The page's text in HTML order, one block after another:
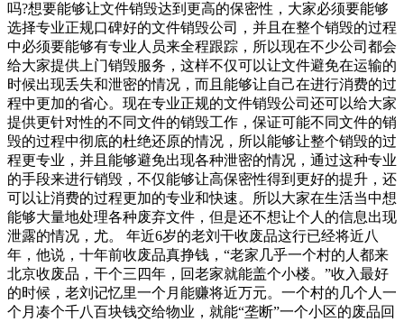
吗?想要能够让文件销毁达到更高的保密性，大家必须要能够
选择专业正规口碑好的文件销毁公司，并且在整个销毁的过程
中必须要能够有专业人员来全程跟踪，所以现在不少公司都会
给大家提供上门销毁服务，这样不仅可以让文件避免在运输的
时候出现丢失和泄密的情况，而且能够让自己在进行消费的过
程中更加的省心。现在专业正规的文件销毁公司还可以给大家
提供更针对性的不同文件的销毁工作，保证可能不同文件的销
毁的过程中彻底的杜绝还原的情况，所以能够让整个销毁的过
程更专业，并且能够避免出现各种泄密的情况，通过这种专业
的手段来进行销毁，不仅能够让高保密性得到更好的提升，还
可以让消费的过程更加的专业和快速。所以大家在生活当中想
能够大量地处理各种废弃文件，但是还不想让个人的信息出现
泄露的情况，尤。 年近6岁的老刘干收废品这行已经将近八
年，他说，十年前收废品真挣钱，“老家几乎一个村的人都来
北京收废品，干个三四年，回老家就能盖个小楼。”收入最好
的时候，老刘记忆里一个月能赚将近万元。一个村的几个人一
个月凑个千八百块钱交给物业，就能“垄断”一个小区的废品回